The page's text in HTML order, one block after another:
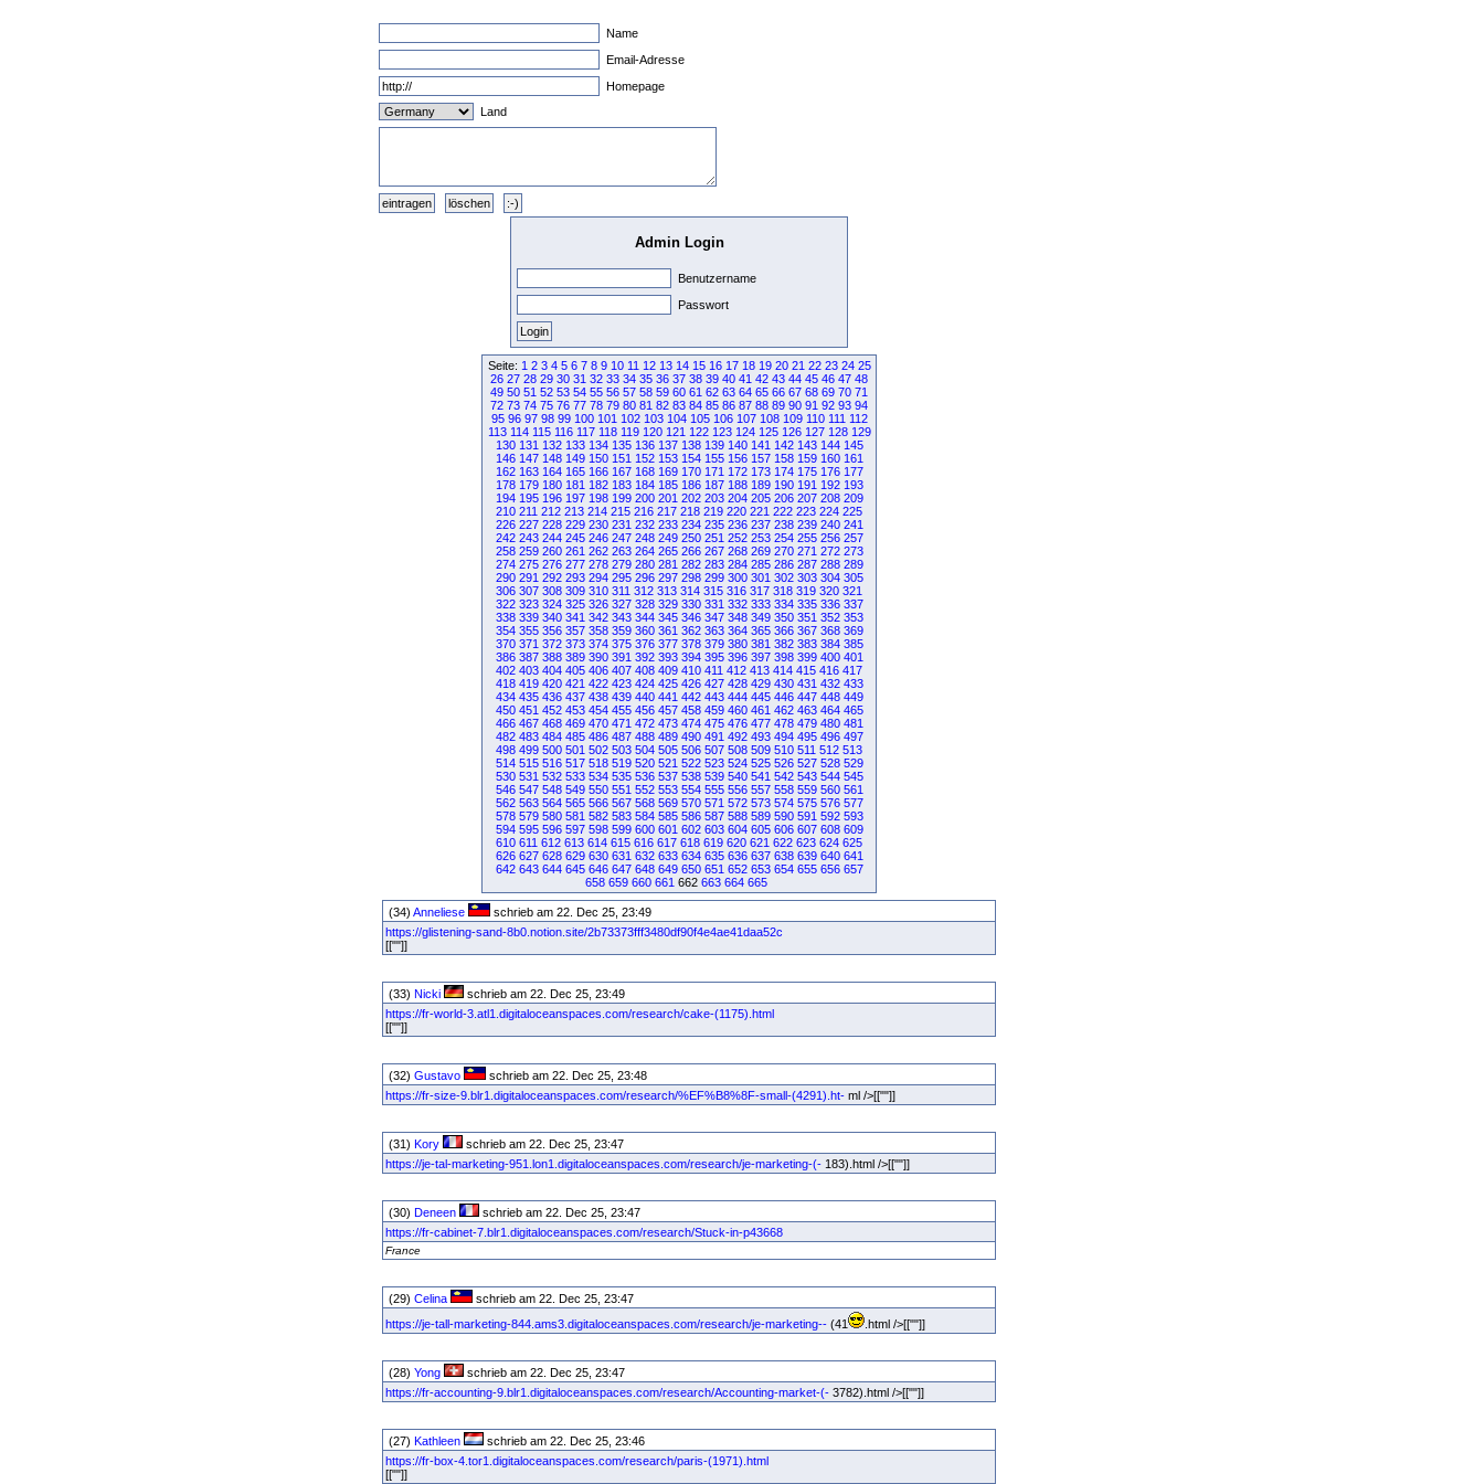
Name
Email-Adresse
Homepage
Land
Admin Login
Benutzername
Passwort
Seite: 1 2 3 4 5 6 7 8 9 10 11 12 13 14 15 16 17 18 19 20 21 22 23 24 25
26 27 28 29 30 31 32 33 34 35 36 37 38 39 40 41 42 43 44 45 46 47 48
49 50 51 52 53 54 55 56 57 58 59 60 61 62 63 64 65 66 67 68 69 70 71
72 73 74 75 76 77 78 79 80 81 82 83 84 85 86 87 88 89 90 91 92 93 94
95 96 97 98 99 100 101 102 103 104 105 106 107 108 109 110 111 112
113 114 115 116 117 118 119 120 121 122 123 124 125 126 127 128 129
130 131 132 133 134 135 136 137 138 139 140 141 142 143 144 145
146 147 148 149 150 151 152 153 154 155 156 157 158 159 160 161
162 163 164 165 166 167 168 169 170 171 172 173 174 175 176 177
178 179 180 181 182 183 184 185 186 187 188 189 190 191 192 193
194 195 196 197 198 199 200 201 202 203 204 205 206 207 208 209
210 211 212 213 214 215 216 217 218 219 220 221 222 223 224 225
226 227 228 229 230 231 232 233 234 235 236 237 238 239 240 241
242 243 244 245 246 247 248 249 250 251 252 253 254 255 256 257
258 259 260 261 262 263 264 265 266 267 268 269 270 271 272 273
274 275 276 277 278 279 280 281 282 283 284 285 286 287 288 289
290 291 292 293 294 295 296 297 298 299 300 301 302 303 304 305
306 307 308 309 310 311 312 313 314 315 316 317 318 319 320 321
322 323 324 325 326 327 328 329 330 331 332 333 334 335 336 337
338 339 340 341 342 343 344 345 346 347 348 349 350 351 352 353
354 355 356 357 358 359 360 361 362 363 364 365 366 367 368 369
370 371 372 373 374 375 376 377 378 379 380 381 382 383 384 385
386 387 388 389 390 391 392 393 394 395 396 397 398 399 400 401
402 403 404 405 406 407 408 409 410 411 412 413 414 415 416 417
418 419 420 421 422 423 424 425 426 427 428 429 430 431 432 433
434 435 436 437 438 439 440 441 442 443 444 445 446 447 448 449
450 451 452 453 454 455 456 457 458 459 460 461 462 463 464 465
466 467 468 469 470 471 472 473 474 475 476 477 478 479 480 481
482 483 484 485 486 487 488 489 490 491 492 493 494 495 496 497
498 499 500 501 502 503 504 505 506 507 508 509 510 511 512 513
514 515 516 517 518 519 520 521 522 523 524 525 526 527 528 529
530 531 532 533 534 535 536 537 538 539 540 541 542 543 544 545
546 547 548 549 550 551 552 553 554 555 556 557 558 559 560 561
562 563 564 565 566 567 568 569 570 571 572 573 574 575 576 577
578 579 580 581 582 583 584 585 586 587 588 589 590 591 592 593
594 595 596 597 598 599 600 601 602 603 604 605 606 607 608 609
610 611 612 613 614 615 616 617 618 619 620 621 622 623 624 625
626 627 628 629 630 631 632 633 634 635 636 637 638 639 640 641
642 643 644 645 646 647 648 649 650 651 652 653 654 655 656 657
658 659 660 661 662 663 664 665
(34) Anneliese
schrieb am 22. Dec 25, 23:49
https://glistening-sand-8b0.notion.site/2b73373fff3480df90f4e4ae41daa52c
[[""]]
(33) Nicki
schrieb am 22. Dec 25, 23:49
https://fr-world-3.atl1.digitaloceanspaces.com/research/cake-(1175).html
[[""]]
(32) Gustavo
schrieb am 22. Dec 25, 23:48
https://fr-size-9.blr1.digitaloceanspaces.com/research/%EF%B8%8F-small-(4291).ht- ml />[[""]]
(31) Kory
schrieb am 22. Dec 25, 23:47
https://je-tal-marketing-951.lon1.digitaloceanspaces.com/research/je-marketing-(- 183).html />[[""]]
(30) Deneen
schrieb am 22. Dec 25, 23:47
https://fr-cabinet-7.blr1.digitaloceanspaces.com/research/Stuck-in-p43668
France
(29) Celina
schrieb am 22. Dec 25, 23:47
https://je-tall-marketing-844.ams3.digitaloceanspaces.com/research/je-marketing-- (41 .html />[[""]]
(28) Yong
schrieb am 22. Dec 25, 23:47
https://fr-accounting-9.blr1.digitaloceanspaces.com/research/Accounting-market-(- 3782).html />[[""]]
(27) Kathleen
schrieb am 22. Dec 25, 23:46
https://fr-box-4.tor1.digitaloceanspaces.com/research/paris-(1971).html
[[""]]